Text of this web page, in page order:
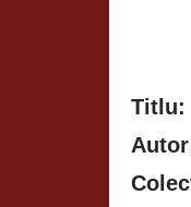
Titlu: